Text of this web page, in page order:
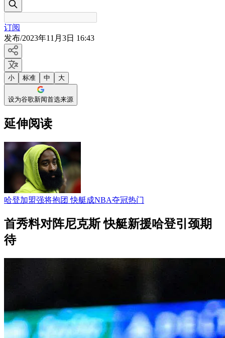
订阅
发布/2023年11月3日 16:43
小 标准 中 大
设为谷歌新闻首选来源
延伸阅读
哈登加盟强将抱团 快艇成NBA夺冠热门
首秀料对阵尼克斯 快艇新援哈登引颈期
待